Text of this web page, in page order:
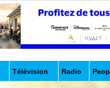
Télévision Radio